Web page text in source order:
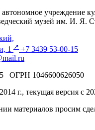
учреждение
музей им. И. Я.
1 ↗️ +7 3439 53-00-15
ОГРН 1046600626050
г., текущая версия с
материалов просим